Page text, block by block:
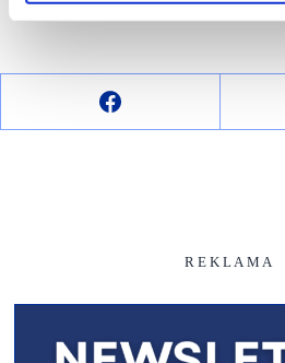
R E K L A M A